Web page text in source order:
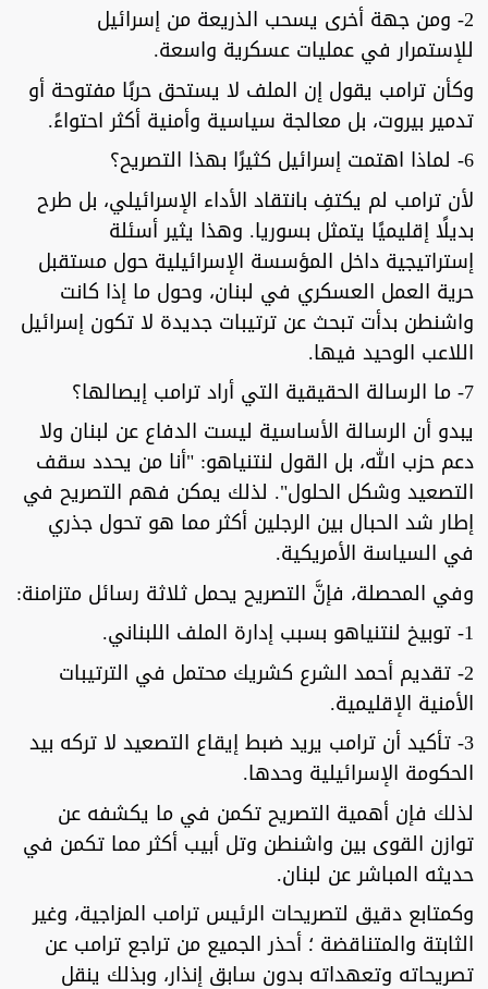
2- ومن جهة أخرى يسحب الذريعة من إسرائيل
للإستمرار في عمليات عسكرية واسعة.
وكأن ترامب يقول إن الملف لا يستحق حربًا مفتوحة أو
تدمير بيروت، بل معالجة سياسية وأمنية أكثر احتواءً.
6- لماذا اهتمت إسرائيل كثيرًا بهذا التصريح؟
لأن ترامب لم يكتفِ بانتقاد الأداء الإسرائيلي، بل طرح
بديلًا إقليميًا يتمثل بسوريا. وهذا يثير أسئلة
إستراتيجية داخل المؤسسة الإسرائيلية حول مستقبل
حرية العمل العسكري في لبنان، وحول ما إذا كانت
واشنطن بدأت تبحث عن ترتيبات جديدة لا تكون إسرائيل
اللاعب الوحيد فيها.
7- ما الرسالة الحقيقية التي أراد ترامب إيصالها؟
يبدو أن الرسالة الأساسية ليست الدفاع عن لبنان ولا
دعم حزب الله، بل القول لنتنياهو: "أنا من يحدد سقف
التصعيد وشكل الحلول". لذلك يمكن فهم التصريح في
إطار شد الحبال بين الرجلين أكثر مما هو تحول جذري
في السياسة الأمريكية.
وفي المحصلة، فإنَّ التصريح يحمل ثلاثة رسائل متزامنة:
1- توبيخ لنتنياهو بسبب إدارة الملف اللبناني.
2- تقديم أحمد الشرع كشريك محتمل في الترتيبات
الأمنية الإقليمية.
3- تأكيد أن ترامب يريد ضبط إيقاع التصعيد لا تركه بيد
الحكومة الإسرائيلية وحدها.
لذلك فإن أهمية التصريح تكمن في ما يكشفه عن
توازن القوى بين واشنطن وتل أبيب أكثر مما تكمن في
حديثه المباشر عن لبنان.
وكمتابع دقيق لتصريحات الرئيس ترامب المزاجية، وغير
الثابتة والمتناقضة ؛ أحذر الجميع من تراجع ترامب عن
تصريحاته وتعهداته بدون سابق إنذار، وبذلك ينقل